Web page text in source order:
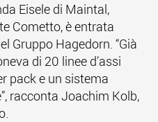
Eisele di Maintal,
Cometto, è entrata
Gruppo Hagedorn. “Già
di 20 linee d’assi
pack e un sistema
racconta Joachim Kolb,